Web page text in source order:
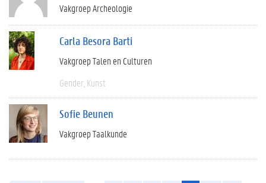
Vakgroep Archeologie
Carla Besora Barti
Vakgroep Talen en Culturen
Gender Kunst
Sofie Beunen
Vakgroep Taalkunde